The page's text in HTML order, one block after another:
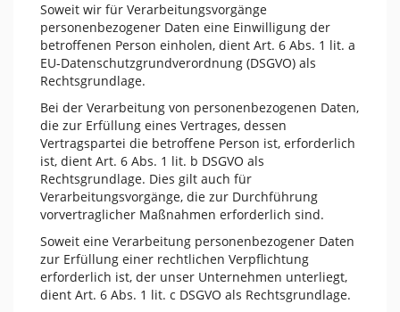
Soweit wir für Verarbeitungsvorgänge
personenbezogener Daten eine Einwilligung der
betroffenen Person einholen, dient Art. 6 Abs. 1 lit. a
EU-Datenschutzgrundverordnung (DSGVO) als
Rechtsgrundlage.
Bei der Verarbeitung von personenbezogenen Daten,
die zur Erfüllung eines Vertrages, dessen
Vertragspartei die betroffene Person ist, erforderlich
ist, dient Art. 6 Abs. 1 lit. b DSGVO als
Rechtsgrundlage. Dies gilt auch für
Verarbeitungsvorgänge, die zur Durchführung
vorvertraglicher Maßnahmen erforderlich sind.
Soweit eine Verarbeitung personenbezogener Daten
zur Erfüllung einer rechtlichen Verpflichtung
erforderlich ist, der unser Unternehmen unterliegt,
dient Art. 6 Abs. 1 lit. c DSGVO als Rechtsgrundlage.